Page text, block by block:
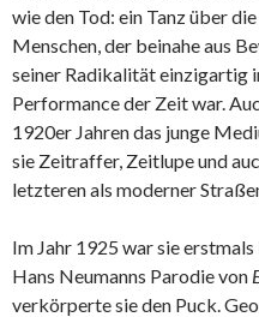
wie den Tod: ein Tanz über
Menschen, der beinahe aus
seiner Radikalität einzigartig
Performance der Zeit war.
1920er Jahren das junge
sie Zeitraffer, Zeitlupe und
letzteren als moderner
Im Jahr 1925 war sie
Hans Neumanns Parodie von
verkörperte sie den Puck.